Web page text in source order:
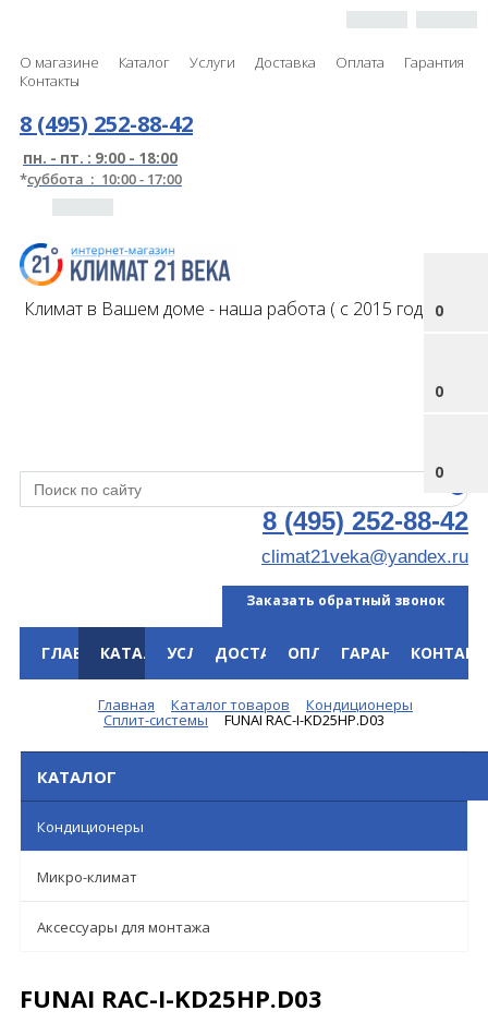
О магазине Каталог Услуги Доставка Оплата
Гарантия
Контакты
0
0
0
8 (495) 252-88-42
пн. - пт. : 9:00 - 18:00
*суббота : 10:00 - 17:00
Климат в Вашем доме - наша работа ( с 2015 года )
8 (495) 252-88-42
climat21veka@yandex.ru
Заказать обратный звонок
ГЛАВНАЯКАТАЛОГУСЛУГИДОСТАВКАОПЛАТАГАРАНТИЯ
Главная Каталог товаров Кондиционеры
Сплит-системы FUNAI RAC-I-KD25HP.D03
КАТАЛОГ
Кондиционеры
Микро-климат
Аксессуары для монтажа
FUNAI RAC-I-KD25HP.D03